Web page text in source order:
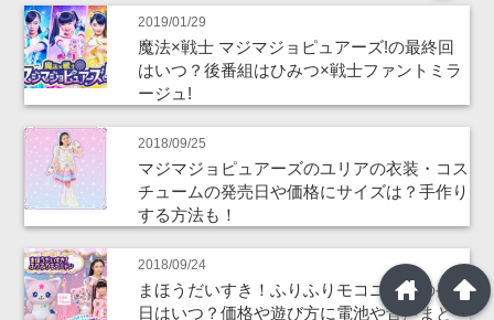
2019/01/29
魔法×戦士 マジマジョピュアーズ!の最終回
はいつ？後番組はひみつ×戦士ファントミラ
ージュ!
2018/09/25
マジマジョピュアーズのユリアの衣装・コス
チュームの発売日や価格にサイズは？手作り
する方法も！
2018/09/24
まほうだいすき！ふりふりモコニャンの発売
日はいつ？価格や遊び方に電池や音声まと
arrowup
home